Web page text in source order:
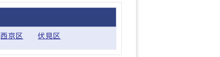
西京区 伏見区